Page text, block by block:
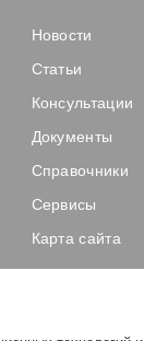
Новости
Статьи
Консультации
Документы
Справочники
Сервисы
Карта сайта